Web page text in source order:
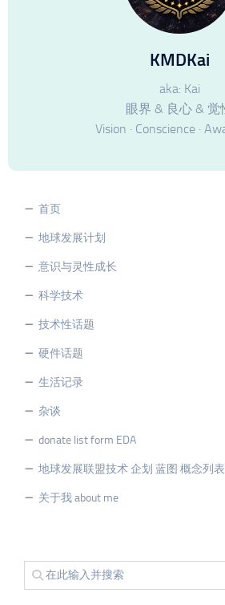
KMDKai
aka: Kai
眼界 & 良心 & 觉
Vision · Conscience ·
首页
地球发展计划
意识与灵性成长
科学技术
技术性话题
硬件话题
生活记录
杂谈
donate list form EDA
地球发展联盟技术 企划 蓝图 概念列
关于我 about me